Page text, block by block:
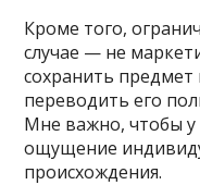
Кроме того,
случае — не
сохранить предмет
переводить его
Мне важно, чтобы
ощущение
происхождения.